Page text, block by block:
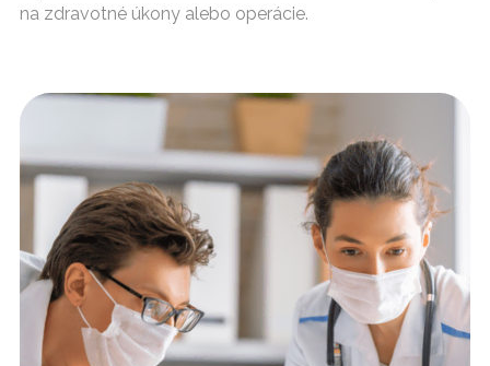
na zdravotné úkony alebo operácie.